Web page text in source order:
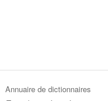
Annuaire de dictionnaires